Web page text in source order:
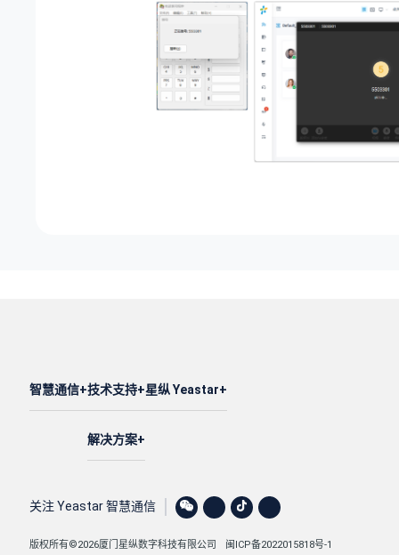
智慧通信 技术支持
解决方案
星纵 Yeastar
关注 Yeastar 智慧通信
版权所有©2026厦门星纵数字科技有限公司 闽ICP备2022015818号-1